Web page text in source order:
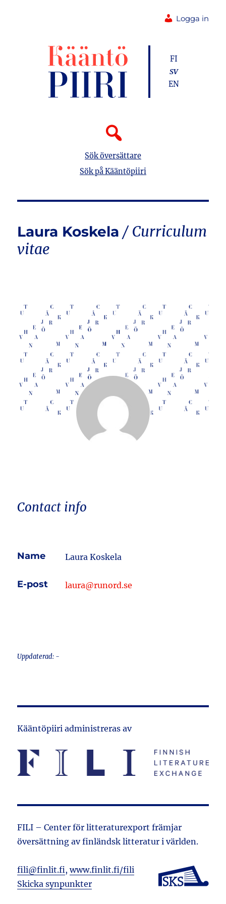
Logga in
Sök översättare
Sök på Kääntöpiiri
FI
SV
EN
Laura Koskela
Contact info
Name Laura Koskela
E-post laura@runord.se
Uppdaterad: -
Kääntöpiiri administreras av
FILI – Center för litteraturexport främjar
översättning av finländsk litteratur i världen.
fili@finlit.fi,www.finlit.fi/fili
Skicka synpunkter